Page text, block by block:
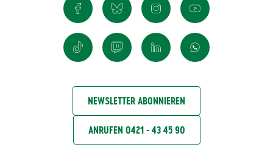
NEWSLETTER ABONNIEREN
ANRUFEN 0421 - 43 45 90